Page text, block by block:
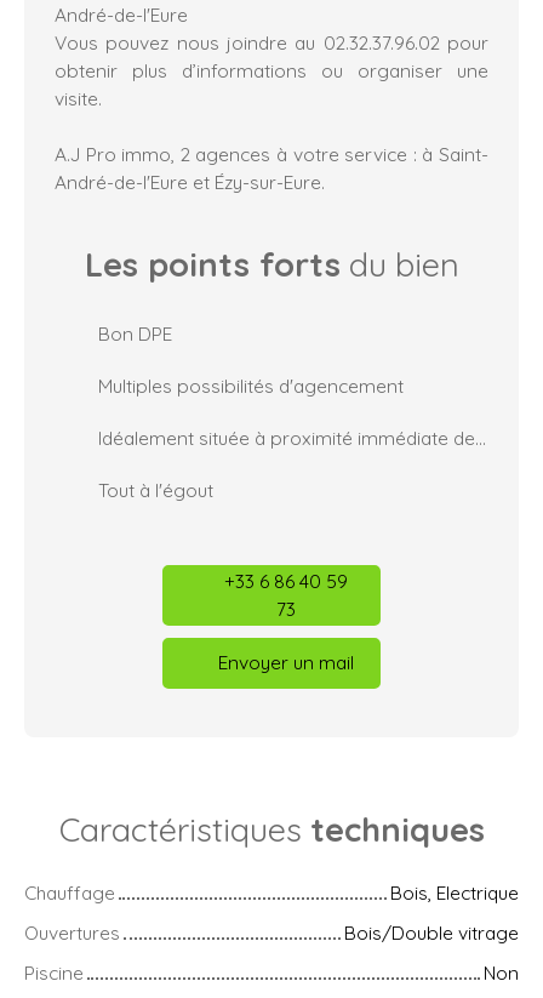
André-de-l'Eure
Vous pouvez nous joindre au 02.32.37.96.02 pour
obtenir plus d’informations ou organiser une
visite.
A.J Pro immo, 2 agences à votre service : à Saint-
André-de-l'Eure et Ézy-sur-Eure.
Les points forts du bien
Bon DPE
Multiples possibilités d'agencement
Idéalement située à proximité immédiate des commodités
Tout à l'égout
+33 6 86 40 59
73
Envoyer un mail
Caractéristiques techniques
Chauffage
Bois, Electrique
Ouvertures
Bois/Double vitrage
Piscine
Non